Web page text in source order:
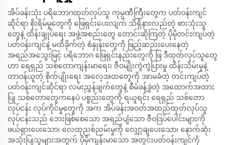
အိပ်ခန်းသုံး ပရိဘောဂထုတ်လုပ်သူ ကုမ္ပဏီကြီးတွေက ပတ်ဝန်းကျင်
ဆိုင်ရာ စိုးရိမ်မှုတွေကို ဖြေရှင်းပေးလျက် သိရှိနားလည်တဲ့ စားသုံးသူ
တွေနဲ့ ထိန်းချုပ်ရေး အဖွဲ့အစည်းတွေ တောင်းဆိုကြတဲ့ ပိုမိုတင်းကျပ်တဲ့
ပတ်ဝန်းကျင်နဲ့ မထိခိုက်တဲ့ စံနှုန်းတွေကို ဖြည့်ဆည်းပေးနေတဲ့
အရည်အသွေးမြင့် ပရိဘောဂ ဖြေရှင်းနည်းတွေကို ဖြ ဒီထုတ်လုပ်သူတွေ
ဟာ ရေရှည် သစ်တောကျန်းမာရေး၊ ဇီဝမျိုးကွဲကွဲပြားမှု ထိန်းသိမ်းမှုနဲ့
တာဝန်ယူတဲ့ စိုက်ပျိုးရေး အလေ့အထတွေကို အာမခံတဲ့ တင်းကျပ်တဲ့
ပတ်ဝန်းကျင်ဆိုင်ရာ လမ်းညွှန်ချက်တွေနဲ့ စီမံခန့်ခွဲတဲ့ အထောက်အထား
ပြု သစ်တောတွေကနေပဲ ပစ္စည်းတွေကို ရယူရင်း ရေရှည် သစ်တော
လုပ်ငန်း လုပ်ကိုင်မှုတွေကို အက အိပ်ခန်းအဝတ်အထည်ထုတ်လုပ်သူ
လုပ်ငန်းသည် ဘေးဖြစ်စေသော အရည်ပျံသော ဇီဝဒြပ်ပေါင်းများကို
ဖယ်ရှားပေးသော၊ လေထုညစ်ညမ်းမှုကို လျှော့ချပေးသော၊ နောက်ဆုံး
အသုံးပြုသူများအတွက် ပိုမိုကျန်းမာသော အတွင်းပတ်ဝန်းကျင်ကို